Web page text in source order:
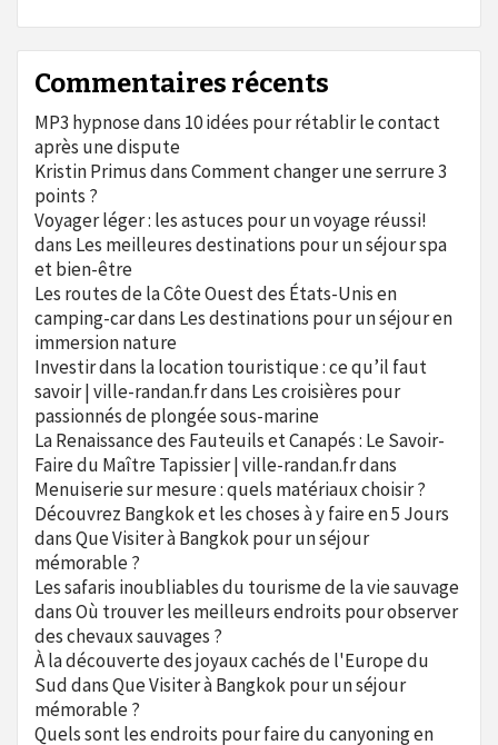
Commentaires récents
MP3 hypnosedans 10 idées pour rétablir le contact
après une dispute
Kristin PrimusdansComment changer une serrure 3
points ?
Voyager léger : les astuces pour un voyage réussi!
dans Les meilleures destinations pour un séjour spa
et bien-être
Les routes de la Côte Ouest des États-Unis en
camping-cardans Les destinations pour un séjour en
immersion nature
Investir dans la location touristique : ce qu’il faut
savoir | ville-randan.frdans Les croisières pour
passionnés de plongée sous-marine
La Renaissance des Fauteuils et Canapés : Le Savoir-
Faire du Maître Tapissier | ville-randan.frdans
Menuiserie sur mesure : quels matériaux choisir ?
Découvrez Bangkok et les choses à y faire en 5 Jours
dansQue Visiter à Bangkok pour un séjour
mémorable ?
Les safaris inoubliables du tourisme de la vie sauvage
dansOù trouver les meilleurs endroits pour observer
des chevaux sauvages ?
À la découverte des joyaux cachés de l'Europe du
SuddansQue Visiter à Bangkok pour un séjour
mémorable ?
Quels sont les endroits pour faire du canyoning en